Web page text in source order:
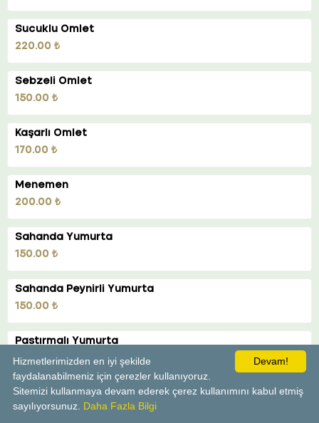
Sucuklu Omlet
220.00 ₺
Sebzeli Omlet
150.00 ₺
Kaşarlı Omlet
170.00 ₺
Menemen
200.00 ₺
Sahanda Yumurta
150.00 ₺
Sahanda Peynirli Yumurta
150.00 ₺
Pastırmalı Yumurta
250.00 ₺
Kavurmalı Yumurta
250.00 ₺
Devam!
Hizmetlerimizden en iyi şekilde
faydalanabilmeniz için çerezler kullanıyoruz.
Sitemizi kullanmaya devam ederek çerez kullanımını kabul etmiş
sayılıyorsunuz. Daha Fazla Bilgi